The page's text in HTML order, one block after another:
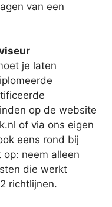
van een
je laten
op de website
of via ons eigen
eens rond bij
neem alleen
die werkt
richtlijnen.